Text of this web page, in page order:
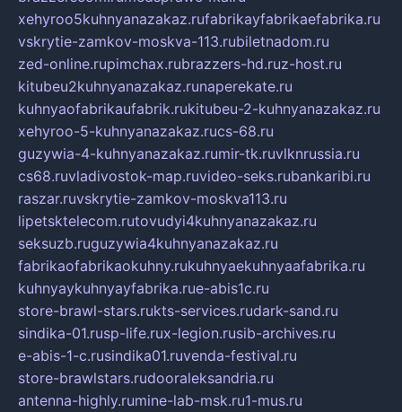
xehyroo5kuhnyanazakaz.rufabrikayfabrikaefabrika.ru
vskrytie-zamkov-moskva-113.rubiletnadom.ru
zed-online.rupimchax.rubrazzers-hd.ruz-host.ru
kitubeu2kuhnyanazakaz.runaperekate.ru
kuhnyaofabrikaufabrik.rukitubeu-2-kuhnyanazakaz.ru
xehyroo-5-kuhnyanazakaz.rucs-68.ru
guzywia-4-kuhnyanazakaz.rumir-tk.ruvlknrussia.ru
cs68.ruvladivostok-map.ruvideo-seks.rubankaribi.ru
raszar.ruvskrytie-zamkov-moskva113.ru
lipetsktelecom.rutovudyi4kuhnyanazakaz.ru
seksuzb.ruguzywia4kuhnyanazakaz.ru
fabrikaofabrikaokuhny.rukuhnyaekuhnyaafabrika.ru
kuhnyaykuhnyayfabrika.rue-abis1c.ru
store-brawl-stars.rukts-services.rudark-sand.ru
sindika-01.rusp-life.rux-legion.rusib-archives.ru
e-abis-1-c.rusindika01.ruvenda-festival.ru
store-brawlstars.rudooraleksandria.ru
antenna-highly.rumine-lab-msk.ru1-mus.ru